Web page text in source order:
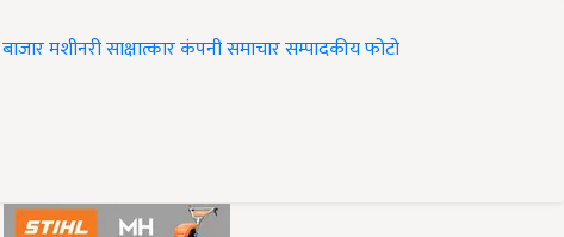
बाजारमशीनरीसाक्षात्कारकंपनी समाचारसम्पादकीयफोटो